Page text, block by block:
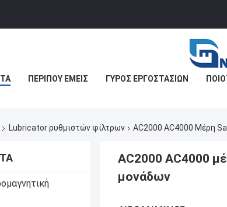
ΠΕΡΊΠΟΥ ΕΜΕΊΣ ΓΎΡΟΣ ΕΡΓΟΣΤΑΣΊΩΝ
Lubricator ρυθμιστών φίλτρων AC2000 AC4000 Μέρη
AC2000 AC4000
μονάδων